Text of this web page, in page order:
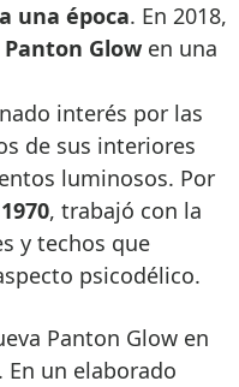
una época. En 2018,
Panton Glow en una
interés por las
de sus interiores
luminosos. Por
, trabajó con la
y techos que
psicodélico.
Panton Glow en
En un elaborado